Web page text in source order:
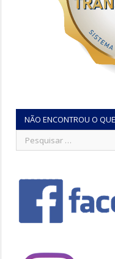
NÃO ENCONTROU O